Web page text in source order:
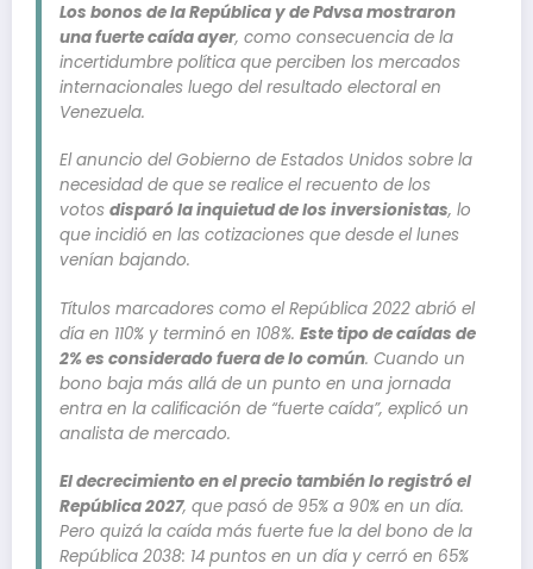
Los bonos de la República y de Pdvsa mostraron
una fuerte caída ayer, como consecuencia de la
incertidumbre política que perciben los mercados
internacionales luego del resultado electoral en
Venezuela.
El anuncio del Gobierno de Estados Unidos sobre la
necesidad de que se realice el recuento de los
votos disparó la inquietud de los inversionistas, lo
que incidió en las cotizaciones que desde el lunes
venían bajando.
Títulos marcadores como el República 2022 abrió el
día en 110% y terminó en 108%. Este tipo de caídas de
2% es considerado fuera de lo común. Cuando un
bono baja más allá de un punto en una jornada
entra en la calificación de “fuerte caída”, explicó un
analista de mercado.
El decrecimiento en el precio también lo registró el
República 2027, que pasó de 95% a 90% en un día.
Pero quizá la caída más fuerte fue la del bono de la
República 2038: 14 puntos en un día y cerró en 65%